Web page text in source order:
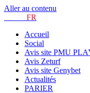
Aller au contenu
FR
Accueil
Social
Avis site PMU
Avis Zeturf
Avis site Genybet
Actualités
PARIER